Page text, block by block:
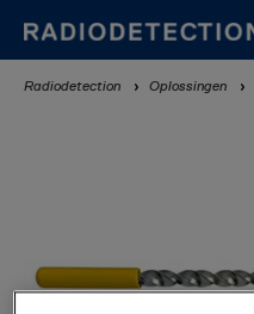
naar
Kruimelpad
Radiodetection Oplossingen